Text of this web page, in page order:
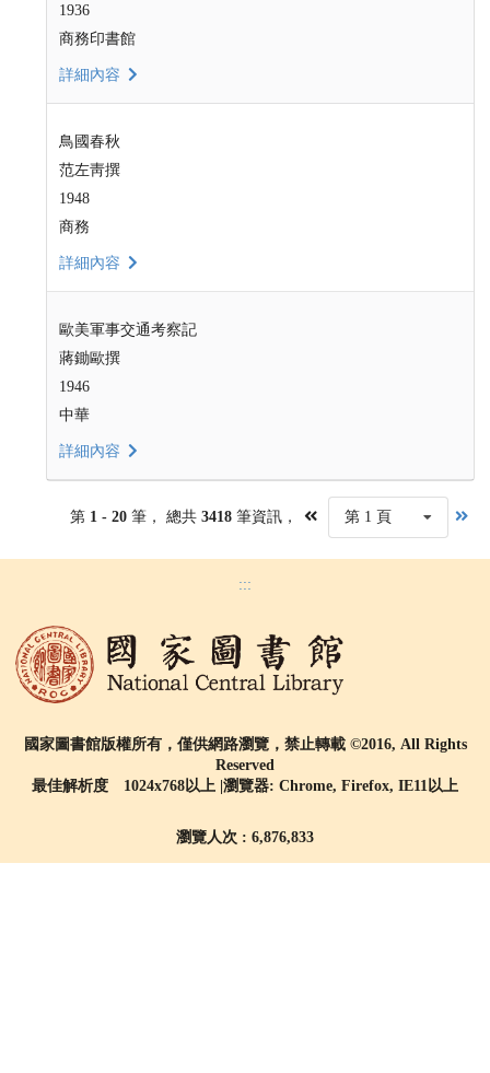
1936
商務印書館
詳細內容
鳥國春秋
范左靑撰
1948
商務
詳細內容
歐美軍事交通考察記
蔣鋤歐撰
1946
中華
詳細內容
第 1 - 20 筆， 總共 3418筆資訊， 第 1 頁
:::
國家圖書館版權所有，僅供網路瀏覽，禁止轉載 ©2016, All Rights
Reserved
最佳解析度 1024x768以上 |瀏覽器: Chrome, Firefox, IE11以上
瀏覽人次 : 6,876,833